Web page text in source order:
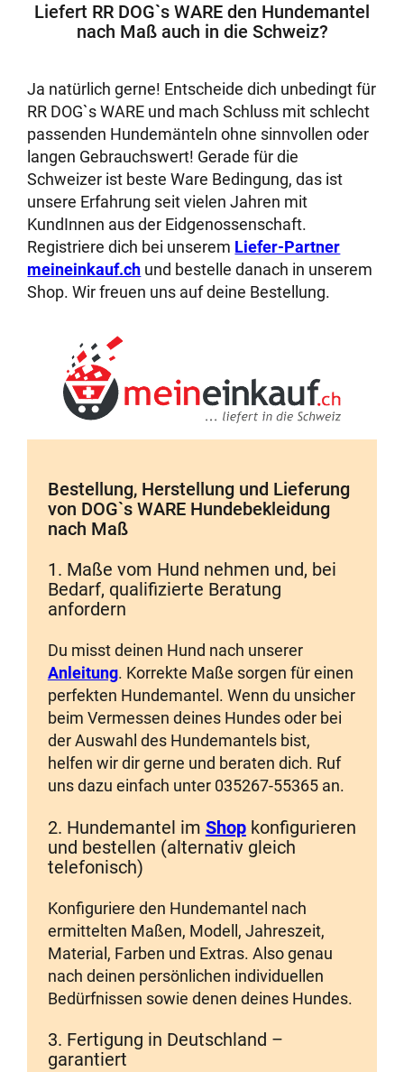
Liefert RR DOG`s WARE den Hundemantel
nach Maß auch in die Schweiz?
Ja natürlich gerne! Entscheide dich unbedingt für
RR DOG`s WARE und mach Schluss mit schlecht
passenden Hundemänteln ohne sinnvollen oder
langen Gebrauchswert! Gerade für die
Schweizer ist beste Ware Bedingung, das ist
unsere Erfahrung seit vielen Jahren mit
KundInnen aus der Eidgenossenschaft.
Registriere dich bei unserem Liefer-Partner
meineinkauf.ch und bestelle danach in unserem
Shop. Wir freuen uns auf deine Bestellung.
Bestellung, Herstellung und Lieferung
von DOG`s WARE Hundebekleidung
nach Maß
1. Maße vom Hund nehmen und, bei
Bedarf, qualifizierte Beratung
anfordern
Du misst deinen Hund nach unserer
Anleitung. Korrekte Maße sorgen für einen
perfekten Hundemantel. Wenn du unsicher
beim Vermessen deines Hundes oder bei
der Auswahl des Hundemantels bist,
helfen wir dir gerne und beraten dich. Ruf
uns dazu einfach unter 035267-55365 an.
2. Hundemantel im Shopkonfigurieren
und bestellen (alternativ gleich
telefonisch)
Konfiguriere den Hundemantel nach
ermittelten Maßen, Modell, Jahreszeit,
Material, Farben und Extras. Also genau
nach deinen persönlichen individuellen
Bedürfnissen sowie denen deines Hundes.
3. Fertigung in Deutschland –
garantiert